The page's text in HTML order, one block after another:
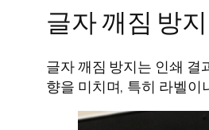
글자 깨짐 방
글자 깨짐 방지는 인쇄 결
향을 미치며, 특히 라벨이